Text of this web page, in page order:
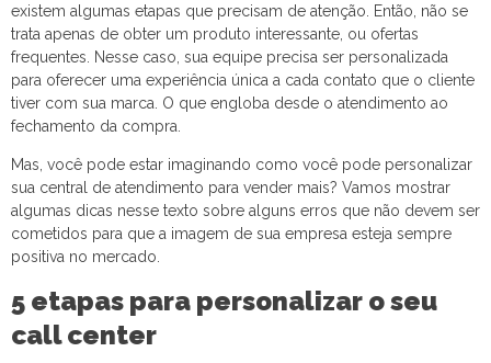
existem algumas etapas que precisam de atenção. Então, não se
trata apenas de obter um produto interessante, ou ofertas
frequentes. Nesse caso, sua equipe precisa ser personalizada
para oferecer uma experiência única a cada contato que o cliente
tiver com sua marca. O que engloba desde o atendimento ao
fechamento da compra.
Mas, você pode estar imaginando como você pode personalizar
sua central de atendimento para vender mais? Vamos mostrar
algumas dicas nesse texto sobre alguns erros que não devem ser
cometidos para que a imagem de sua empresa esteja sempre
positiva no mercado.
5 etapas para personalizar o seu
call center